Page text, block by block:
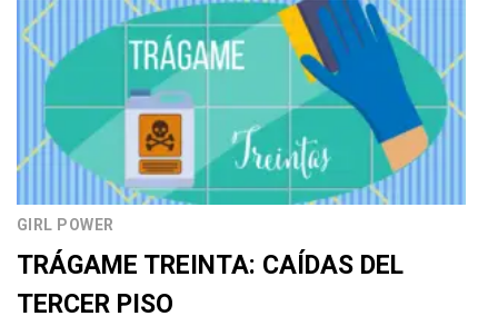
GIRL POWER
TRÁGAME TREINTA: CAÍDAS DEL
TERCER PISO